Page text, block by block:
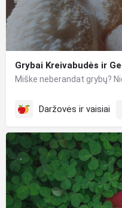
Grybai Kreivabudės ir
Daržovės ir vaisiai